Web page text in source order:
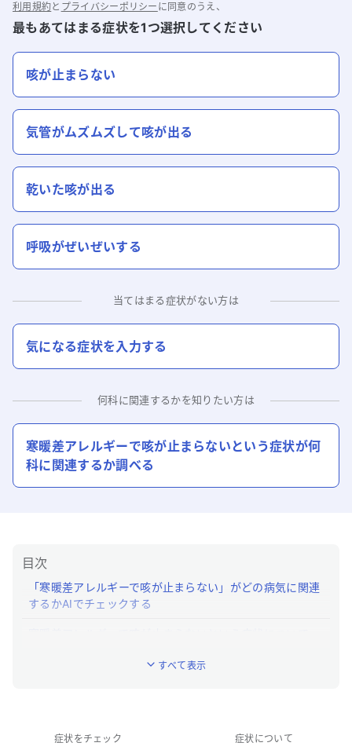
利用規約と プライバシーポリシー に同意のうえ、
最もあてはまる症状を1つ選択してください
咳が止まらない
気管がムズムズして咳が出る
乾いた咳が出る
呼吸がぜいぜいする
当てはまる症状がない方は
気になる症状を入力する
何科に関連するかを知りたい方は
寒暖差アレルギーで咳が止まらない という症状が何
科に関連するか調べる
目次
「寒暖差アレルギーで咳が止まらない」がどの病気に関連
するかAIでチェックする
状はありますか？
すべて表示
症状をチェック 症状について